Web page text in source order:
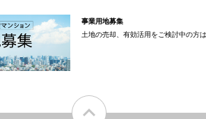
事業用地募集
土地の売却、有効活用をご検討中の方